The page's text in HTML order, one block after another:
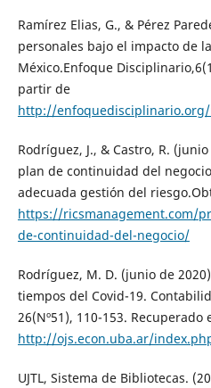
Ramírez Elias, G., & Pérez
personales bajo el impacto de
México.Enfoque
partir de
http://
Rodríguez, J., & Castro, R.
plan de continuidad del
adecuada gestión del
https://ricsmanagement.com/
de-continuidad-del-negocio/
Rodríguez, M. D. (junio de
tiempos del Covid-19.
26(Nº51), 110-153.
http://ojs.econ.uba.ar/
UJTL, Sistema de Bibliotecas.